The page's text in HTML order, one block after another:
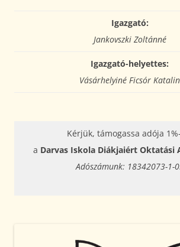
Igazgató:
Jankovszki Zoltánné
Igazgató-helyettes:
Vásárhelyiné Ficsór Katalin
Kérjük, támogassa adója
a Darvas Iskola Diákjaiért Oktatási
Adószámunk: 18342073-1-